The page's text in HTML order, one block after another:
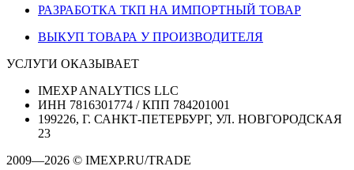
РАЗРАБОТКА ТКП НА ИМПОРТНЫЙ ТОВАР
ВЫКУП ТОВАРА У ПРОИЗВОДИТЕЛЯ
УСЛУГИ ОКАЗЫВАЕТ
IMEXP ANALYTICS LLC
ИНН 7816301774 / КПП 784201001
199226, Г. САНКТ-ПЕТЕРБУРГ, УЛ. НОВГОРОДСКАЯ
23
2009—2026 © IMEXP.RU/TRADE